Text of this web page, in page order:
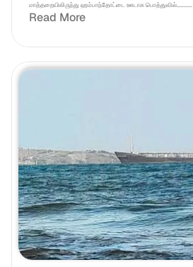
மாத்தறையிலிருந்து ஹம்பாந்தோட்டை ஊடாக பொத்துவில்...........
Read More